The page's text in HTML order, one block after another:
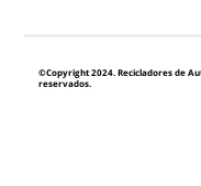
©Copyright 2024. Recicladores de
reservados.